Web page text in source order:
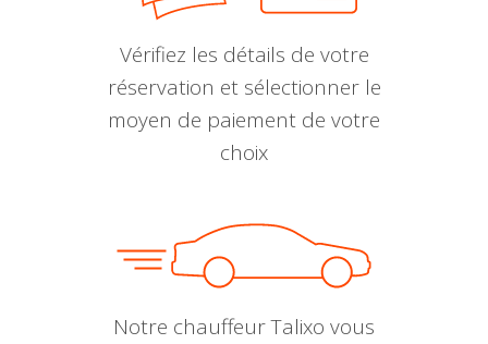
Vérifiez les détails de votre
réservation et sélectionner le
moyen de paiement de votre
choix
Notre chauffeur Talixo vous